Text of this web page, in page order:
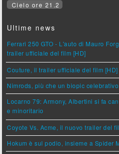
Cielo ore 21.2
Ultime news
Ferrari 250 GTO - L'auto di Mauro
trailer ufficiale del film [HD]
Couture, il trailer ufficiale del film [HD]
Nimrods, più che un biopic
Locarno 79: Armony, Albertini si fa
e minoritario
Coyote Vs. Acme, il nuovo trailer del
Hokum è sul podio, insieme a Spider